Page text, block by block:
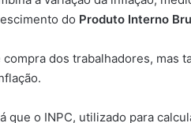
do Produto Interno
dos trabalhadores, mas
que o INPC, utilizado para